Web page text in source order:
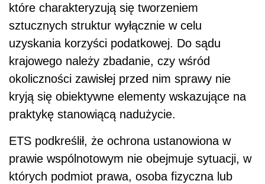
które charakteryzują się tworzeniem
sztucznych struktur wyłącznie w celu
uzyskania korzyści podatkowej. Do sądu
krajowego należy zbadanie, czy wśród
okoliczności zawisłej przed nim sprawy nie
kryją się obiektywne elementy wskazujące na
praktykę stanowiącą nadużycie.
ETS podkreślił, że ochrona ustanowiona w
prawie wspólnotowym nie obejmuje sytuacji, w
których podmiot prawa, osoba fizyczna lub